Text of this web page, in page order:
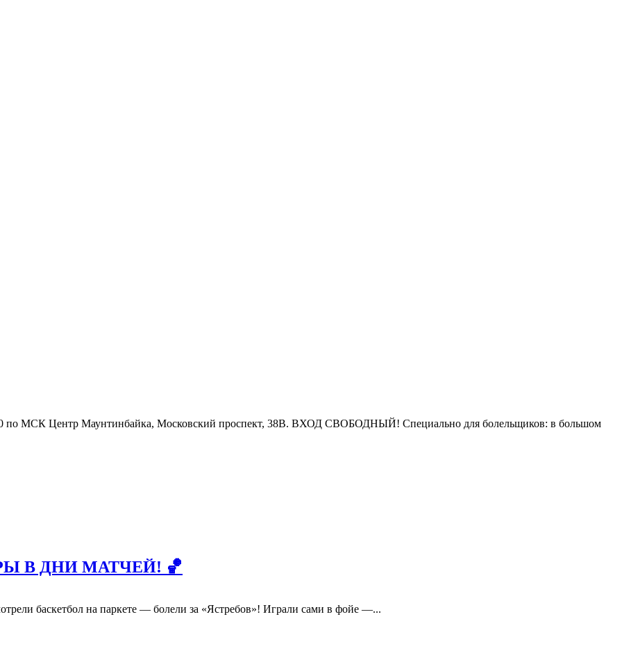
по МСК Центр Маунтинбайка, Московский проспект, 38В. ВХОД СВОБОДНЫЙ! Специально для болельщиков: в большом
В ДНИ МАТЧЕЙ! 🏀
баскетбол на паркете — болели за «Ястребов»! Играли сами в фойе —...